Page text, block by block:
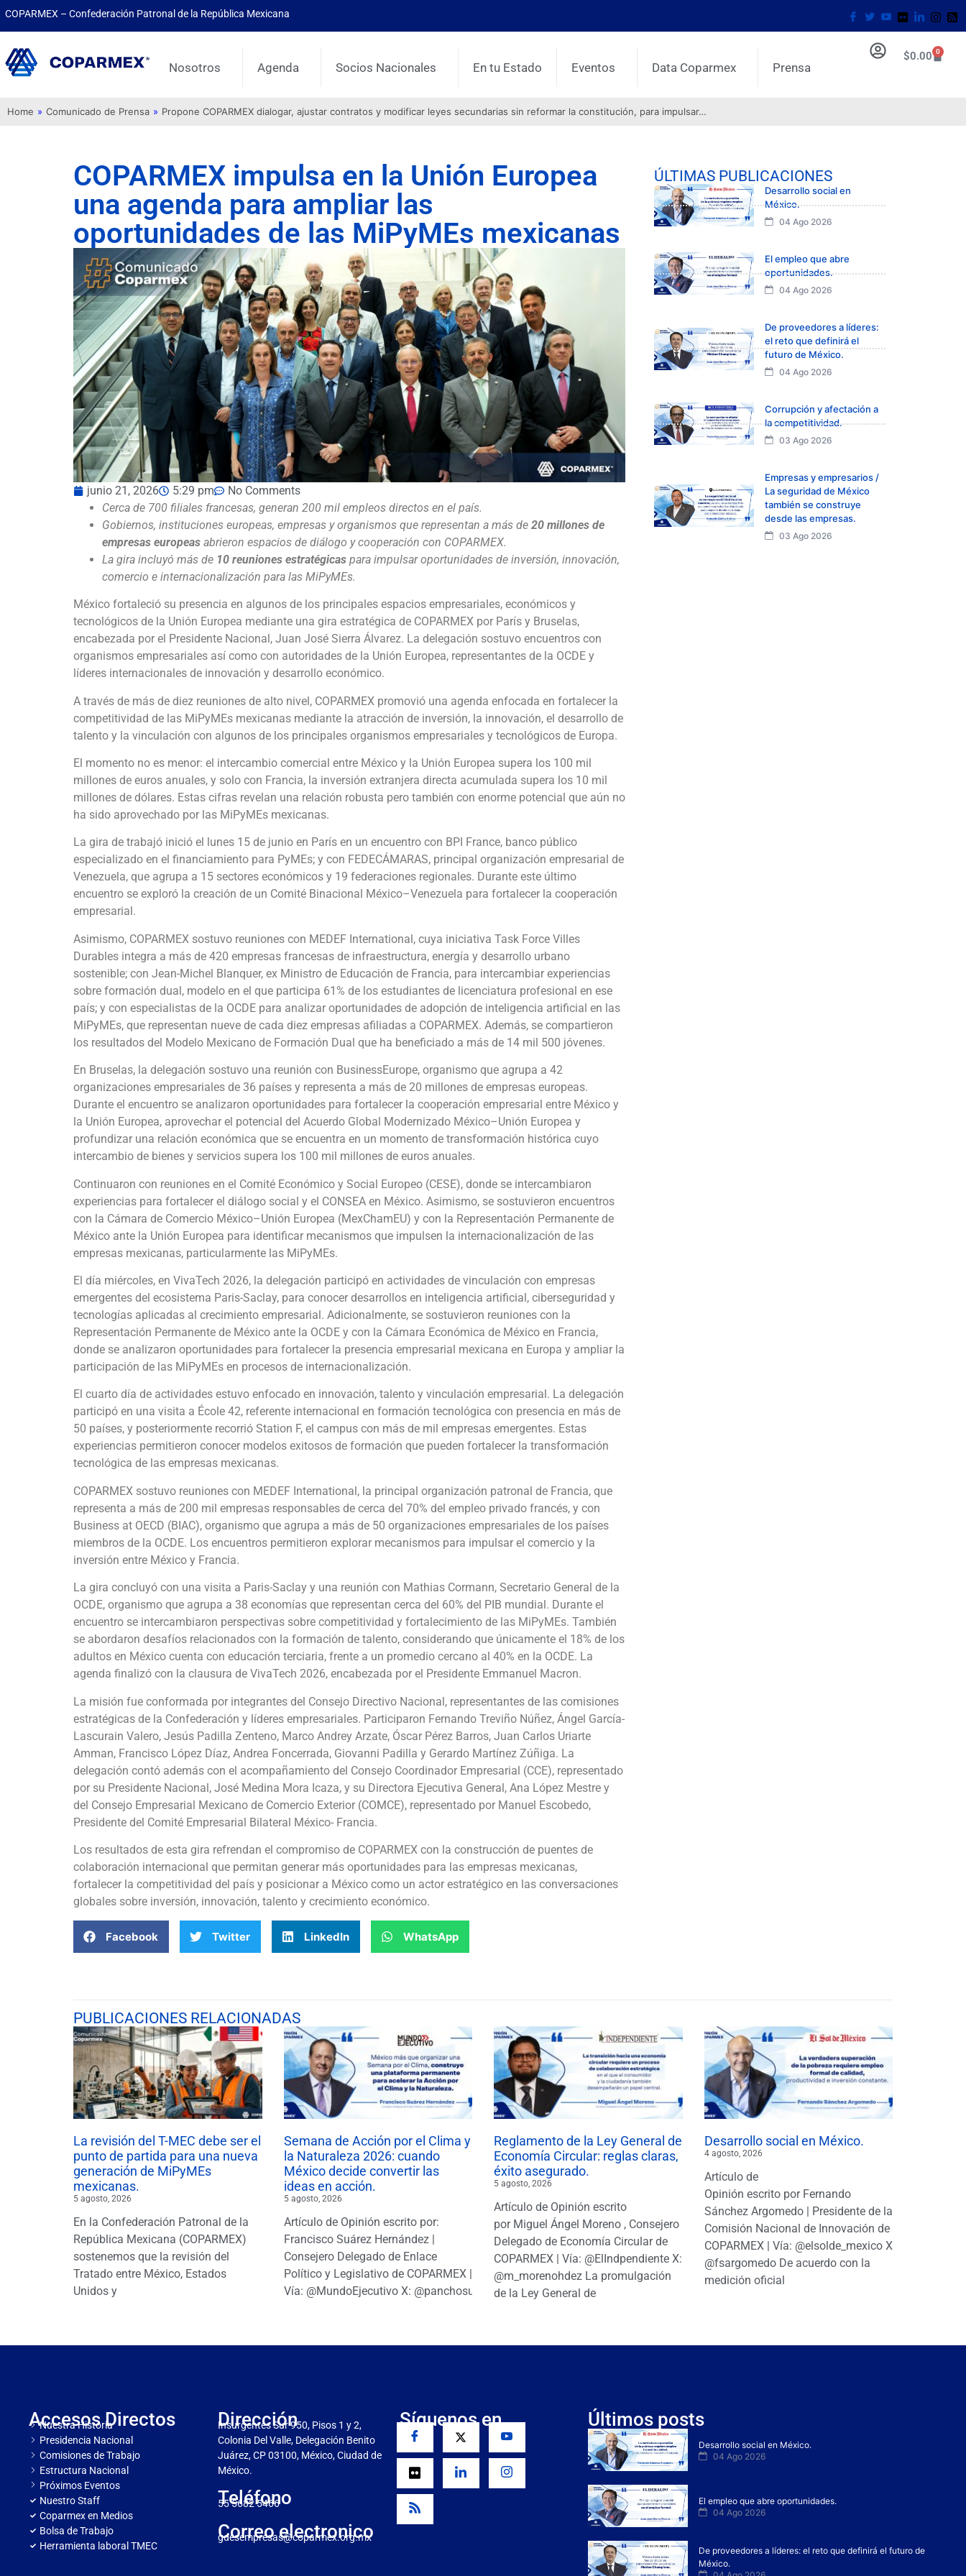
COPARMEX – Confederación Patronal de la República Mexicana
Nosotros Agenda Socios Nacionales En tu Estado Eventos Data Coparmex Prensa
$0.00 0
Home » Comunicado de Prensa » Propone COPARMEX dialogar, ajustar contratos y modificar leyes secundarias sin reformar la constitución, para impulsar…
COPARMEX impulsa en la Unión Europea
una agenda para ampliar las
oportunidades de las MiPyMEs mexicanas
junio 21, 2026 5:29 pm
No Comments
Cerca de 700 filiales francesas, generan 200 mil empleos directos en el país.
Gobiernos, instituciones europeas, empresas y organismos que representan a más de 20 millones de
empresas europeas abrieron espacios de diálogo y cooperación con COPARMEX.
La gira incluyó más de 10 reuniones estratégicas para impulsar oportunidades de inversión, innovación,
comercio e internacionalización para las MiPyMEs.
México fortaleció su presencia en algunos de los principales espacios empresariales, económicos y
tecnológicos de la Unión Europea mediante una gira estratégica de COPARMEX por París y Bruselas,
encabezada por el Presidente Nacional, Juan José Sierra Álvarez. La delegación sostuvo encuentros con
organismos empresariales así como con autoridades de la Unión Europea, representantes de la OCDE y
líderes internacionales de innovación y desarrollo económico.
A través de más de diez reuniones de alto nivel, COPARMEX promovió una agenda enfocada en fortalecer la
competitividad de las MiPyMEs mexicanas mediante la atracción de inversión, la innovación, el desarrollo de
talento y la vinculación con algunos de los principales organismos empresariales y tecnológicos de Europa.
El momento no es menor: el intercambio comercial entre México y la Unión Europea supera los 100 mil
millones de euros anuales, y solo con Francia, la inversión extranjera directa acumulada supera los 10 mil
millones de dólares. Estas cifras revelan una relación robusta pero también con enorme potencial que aún no
ha sido aprovechado por las MiPyMEs mexicanas.
La gira de trabajó inició el lunes 15 de junio en París en un encuentro con BPI France, banco público
especializado en el financiamiento para PyMEs; y con FEDECÁMARAS, principal organización empresarial de
Venezuela, que agrupa a 15 sectores económicos y 19 federaciones regionales. Durante este último
encuentro se exploró la creación de un Comité Binacional México–Venezuela para fortalecer la cooperación
empresarial.
Asimismo, COPARMEX sostuvo reuniones con MEDEF International, cuya iniciativa Task Force Villes
Durables integra a más de 420 empresas francesas de infraestructura, energía y desarrollo urbano
sostenible; con Jean-Michel Blanquer, ex Ministro de Educación de Francia, para intercambiar experiencias
sobre formación dual, modelo en el que participa 61% de los estudiantes de licenciatura profesional en ese
país; y con especialistas de la OCDE para analizar oportunidades de adopción de inteligencia artificial en las
MiPyMEs, que representan nueve de cada diez empresas afiliadas a COPARMEX. Además, se compartieron
los resultados del Modelo Mexicano de Formación Dual que ha beneficiado a más de 14 mil 500 jóvenes.
En Bruselas, la delegación sostuvo una reunión con BusinessEurope, organismo que agrupa a 42
organizaciones empresariales de 36 países y representa a más de 20 millones de empresas europeas.
Durante el encuentro se analizaron oportunidades para fortalecer la cooperación empresarial entre México y
la Unión Europea, aprovechar el potencial del Acuerdo Global Modernizado México–Unión Europea y
profundizar una relación económica que se encuentra en un momento de transformación histórica cuyo
intercambio de bienes y servicios supera los 100 mil millones de euros anuales.
Continuaron con reuniones en el Comité Económico y Social Europeo (CESE), donde se intercambiaron
experiencias para fortalecer el diálogo social y el CONSEA en México. Asimismo, se sostuvieron encuentros
con la Cámara de Comercio México–Unión Europea (MexChamEU) y con la Representación Permanente de
México ante la Unión Europea para identificar mecanismos que impulsen la internacionalización de las
empresas mexicanas, particularmente las MiPyMEs.
El día miércoles, en VivaTech 2026, la delegación participó en actividades de vinculación con empresas
emergentes del ecosistema Paris-Saclay, para conocer desarrollos en inteligencia artificial, ciberseguridad y
tecnologías aplicadas al crecimiento empresarial. Adicionalmente, se sostuvieron reuniones con la
Representación Permanente de México ante la OCDE y con la Cámara Económica de México en Francia,
donde se analizaron oportunidades para fortalecer la presencia empresarial mexicana en Europa y ampliar la
participación de las MiPyMEs en procesos de internacionalización.
El cuarto día de actividades estuvo enfocado en innovación, talento y vinculación empresarial. La delegación
participó en una visita a École 42, referente internacional en formación tecnológica con presencia en más de
50 países, y posteriormente recorrió Station F, el campus con más de mil empresas emergentes. Estas
experiencias permitieron conocer modelos exitosos de formación que pueden fortalecer la transformación
tecnológica de las empresas mexicanas.
COPARMEX sostuvo reuniones con MEDEF International, la principal organización patronal de Francia, que
representa a más de 200 mil empresas responsables de cerca del 70% del empleo privado francés, y con
Business at OECD (BIAC), organismo que agrupa a más de 50 organizaciones empresariales de los países
miembros de la OCDE. Los encuentros permitieron explorar mecanismos para impulsar el comercio y la
inversión entre México y Francia.
La gira concluyó con una visita a Paris-Saclay y una reunión con Mathias Cormann, Secretario General de la
OCDE, organismo que agrupa a 38 economías que representan cerca del 60% del PIB mundial. Durante el
encuentro se intercambiaron perspectivas sobre competitividad y fortalecimiento de las MiPyMEs. También
se abordaron desafíos relacionados con la formación de talento, considerando que únicamente el 18% de los
adultos en México cuenta con educación terciaria, frente a un promedio cercano al 40% en la OCDE. La
agenda finalizó con la clausura de VivaTech 2026, encabezada por el Presidente Emmanuel Macron.
La misión fue conformada por integrantes del Consejo Directivo Nacional, representantes de las comisiones
estratégicas de la Confederación y líderes empresariales. Participaron Fernando Treviño Núñez, Ángel García-
Lascurain Valero, Jesús Padilla Zenteno, Marco Andrey Arzate, Óscar Pérez Barros, Juan Carlos Uriarte
Amman, Francisco López Díaz, Andrea Foncerrada, Giovanni Padilla y Gerardo Martínez Zúñiga. La
delegación contó además con el acompañamiento del Consejo Coordinador Empresarial (CCE), representado
por su Presidente Nacional, José Medina Mora Icaza, y su Directora Ejecutiva General, Ana López Mestre y
del Consejo Empresarial Mexicano de Comercio Exterior (COMCE), representado por Manuel Escobedo,
Presidente del Comité Empresarial Bilateral México- Francia.
Los resultados de esta gira refrendan el compromiso de COPARMEX con la construcción de puentes de
colaboración internacional que permitan generar más oportunidades para las empresas mexicanas,
fortalecer la competitividad del país y posicionar a México como un actor estratégico en las conversaciones
globales sobre inversión, innovación, talento y crecimiento económico.
Facebook Twitter LinkedIn WhatsApp
ÚLTIMAS PUBLICACIONES
Desarrollo social en
México.
04 Ago 2026
El empleo que abre
oportunidades.
04 Ago 2026
De proveedores a líderes:
el reto que definirá el
futuro de México.
04 Ago 2026
Corrupción y afectación a
la competitividad.
03 Ago 2026
Empresas y empresarios /
La seguridad de México
también se construye
desde las empresas.
03 Ago 2026
PUBLICACIONES RELACIONADAS
La revisión del T-MEC debe ser el
punto de partida para una nueva
generación de MiPyMEs
mexicanas.
5 agosto, 2026
En la Confederación Patronal de la
República Mexicana (COPARMEX)
sostenemos que la revisión del
Tratado entre México, Estados
Unidos y
Semana de Acción por el Clima y
la Naturaleza 2026: cuando
México decide convertir las
ideas en acción.
5 agosto, 2026
Artículo de Opinión escrito por:
Francisco Suárez Hernández |
Consejero Delegado de Enlace
Político y Legislativo de COPARMEX |
Vía: @MundoEjecutivo X: @panchosuarezh
Reglamento de la Ley General de
Economía Circular: reglas claras,
éxito asegurado.
5 agosto, 2026
Artículo de Opinión escrito
por Miguel Ángel Moreno , Consejero
Delegado de Economía Circular de
COPARMEX | Vía: @ElIndpendiente X:
@m_morenohdez La promulgación
de la Ley General de
Desarrollo social en México.
4 agosto, 2026
Artículo de
Opinión escrito por Fernando
Sánchez Argomedo | Presidente de la
Comisión Nacional de Innovación de
COPARMEX | Vía: @elsolde_mexico X:
@fsargomedo De acuerdo con la
medición oficial
Accesos Directos
Nuestra Historia
Presidencia Nacional
Comisiones de Trabajo
Estructura Nacional
Próximos Eventos
Nuestro Staff
Coparmex en Medios
Bolsa de Trabajo
Herramienta laboral TMEC
Dirección
Insurgentes Sur 950, Pisos 1 y 2,
Colonia Del Valle, Delegación Benito
Juárez, CP 03100, México, Ciudad de
México.
Teléfono
55 5682 5466
Correo electronico
gdesempresas@coparmex.org.mx
Síguenos en Últimos posts
Desarrollo social en México.
04 Ago 2026
El empleo que abre oportunidades.
04 Ago 2026
De proveedores a líderes: el reto que definirá el futuro de
México.